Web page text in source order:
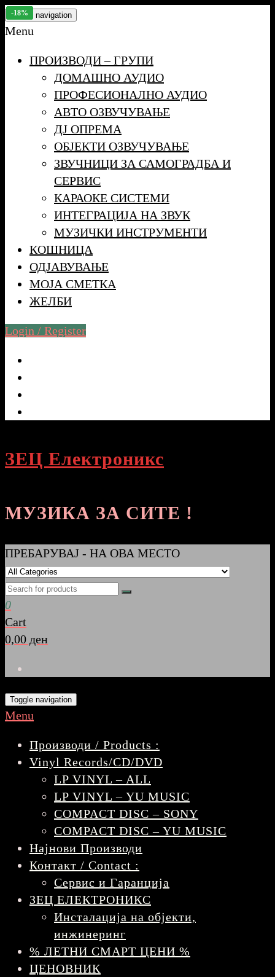
Skip
to
content
Toggle navigation
Menu
ПРОИЗВОДИ – ГРУПИ
ДОМАШНО АУДИО
ПРОФЕСИОНАЛНО АУДИО
АВТО ОЗВУЧУВАЊЕ
ДЈ ОПРЕМА
ОБЈЕКТИ ОЗВУЧУВАЊЕ
ЗВУЧНИЦИ ЗА САМОГРАДБА И
СЕРВИС
КАРАОКЕ СИСТЕМИ
ИНТЕГРАЦИЈА НА ЗВУК
МУЗИЧКИ ИНСТРУМЕНТИ
КОШНИЦА
ОДЈАВУВАЊЕ
МОЈА СМЕТКА
ЖЕЛБИ
Login / Register
ЗЕЦ Електроникс
МУЗИКА ЗА СИТЕ !
ПРЕБАРУВАЈ - НА ОВА МЕСТО
0
Cart
0,00 ден
Toggle navigation
Menu
Производи / Products :
Vinyl Records/CD/DVD
LP VINYL – ALL
LP VINYL – YU MUSIC
COMPACT DISC – SONY
COMPACT DISC – YU MUSIC
Најнови Производи
Контакт / Contact :
Сервис и Гаранција
ЗЕЦ ЕЛЕКТРОНИКС
Инсталација на објекти,
инжинеринг
% ЛЕТНИ СМАРТ ЦЕНИ %
ЦЕНОВНИК
-28%
-32%
-15%
-18%